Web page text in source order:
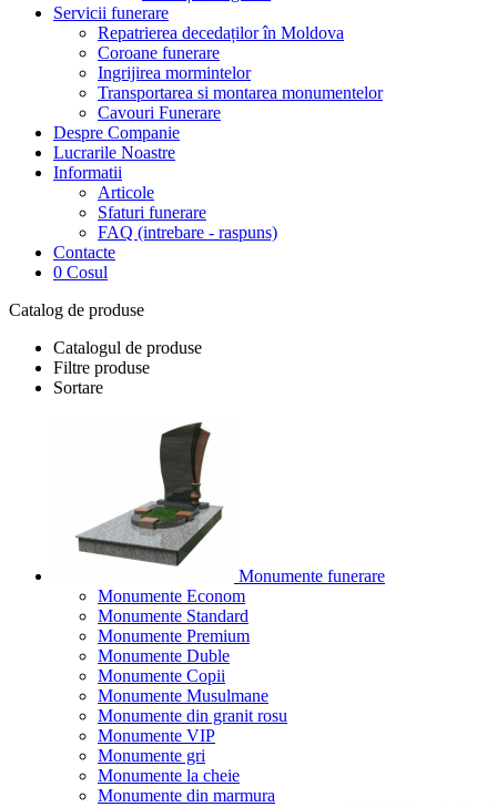
Servicii funerare
Repatrierea decedaților în Moldova
Coroane funerare
Ingrijirea mormintelor
Transportarea si montarea monumentelor
Cavouri Funerare
Despre Companie
Lucrarile Noastre
Informatii
Articole
Sfaturi funerare
FAQ (intrebare - raspuns)
Contacte
0 Cosul
Catalog de produse
Catalogul de produse
Filtre produse
Sortare
Monumente funerare
Monumente Econom
Monumente Standard
Monumente Premium
Monumente Duble
Monumente Copii
Monumente Musulmane
Monumente din granit rosu
Monumente VIP
Monumente gri
Monumente la cheie
Monumente din marmura